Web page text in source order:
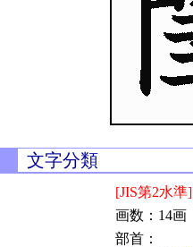
文字分類
[JIS第2水準]
画数：14画
部首：